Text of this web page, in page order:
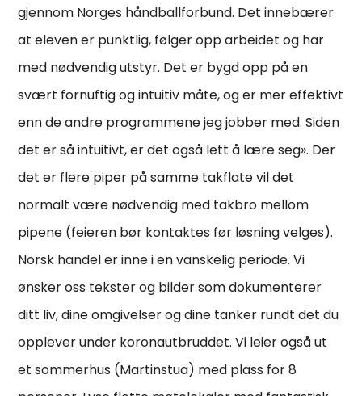
gjennom Norges håndballforbund. Det innebærer
at eleven er punktlig, følger opp arbeidet og har
med nødvendig utstyr. Det er bygd opp på en
svært fornuftig og intuitiv måte, og er mer effektivt
enn de andre programmene jeg jobber med. Siden
det er så intuitivt, er det også lett å lære seg». Der
det er flere piper på samme takflate vil det
normalt være nødvendig med takbro mellom
pipene (feieren bør kontaktes før løsning velges).
Norsk handel er inne i en vanskelig periode. Vi
ønsker oss tekster og bilder som dokumenterer
ditt liv, dine omgivelser og dine tanker rundt det du
opplever under koronautbruddet. Vi leier også ut
et sommerhus (Martinstua) med plass for 8